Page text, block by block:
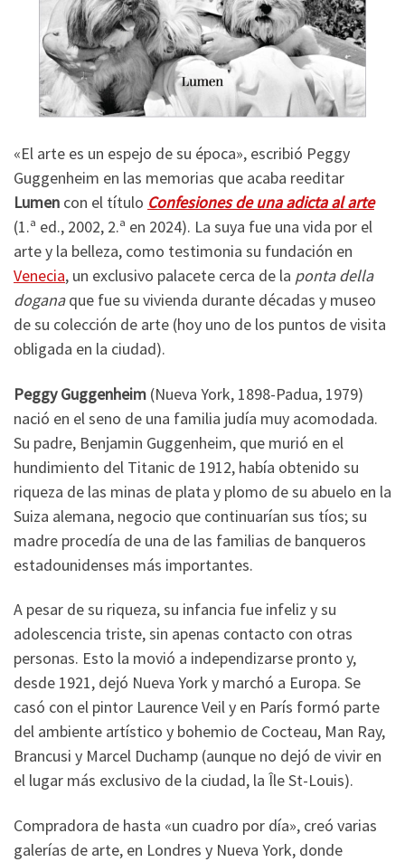
«El arte es un espejo de su época», escribió Peggy
Guggenheim en las memorias que acaba reeditar
Lumen con el título Confesiones de una adicta al arte
(1.ª ed., 2002, 2.ª en 2024). La suya fue una vida por el
arte y la belleza, como testimonia su fundación en
Venecia, un exclusivo palacete cerca de la ponta della
doganaque fue su vivienda durante décadas y museo
de su colección de arte (hoy uno de los puntos de visita
obligada en la ciudad).
Peggy Guggenheim (Nueva York, 1898-Padua, 1979)
nació en el seno de una familia judía muy acomodada.
Su padre, Benjamin Guggenheim, que murió en el
hundimiento del Titanic de 1912, había obtenido su
riqueza de las minas de plata y plomo de su abuelo en la
Suiza alemana, negocio que continuarían sus tíos; su
madre procedía de una de las familias de banqueros
estadounidenses más importantes.
A pesar de su riqueza, su infancia fue infeliz y su
adolescencia triste, sin apenas contacto con otras
personas. Esto la movió a independizarse pronto y,
desde 1921, dejó Nueva York y marchó a Europa. Se
casó con el pintor Laurence Veil y en París formó parte
del ambiente artístico y bohemio de Cocteau, Man Ray,
Brancusi y Marcel Duchamp (aunque no dejó de vivir en
el lugar más exclusivo de la ciudad, la Île St-Louis).
Compradora de hasta «un cuadro por día», creó varias
galerías de arte, en Londres y Nueva York, donde